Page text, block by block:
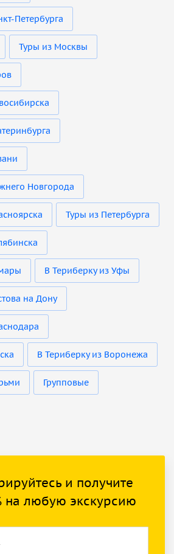
Петербурга
Туры из Москвы
Новгорода
Туры из Петербурга
В Териберку из Уфы
на Дону
В Териберку из Воронежа
Групповые
и получите
на любую экскурсию